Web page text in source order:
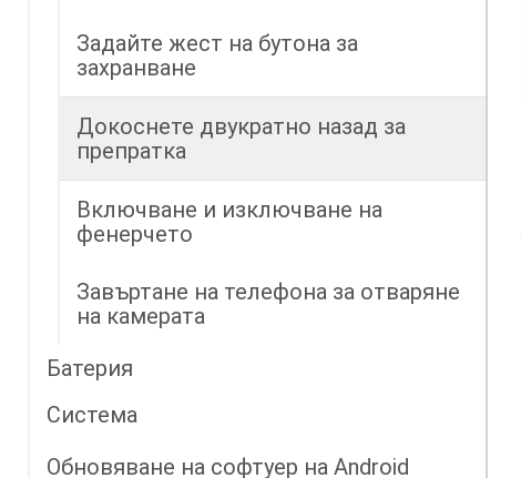
Задайте жест на бутона за
захранване
Докоснете двукратно назад за
препратка
Включване и изключване на
фенерчето
Завъртане на телефона за отваряне
на камерата
Батерия
Система
Обновяване на софтуер на Android